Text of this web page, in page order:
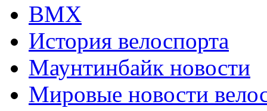
ВМХ
История велоспорта
Маунтинбайк новости
Мировые новости